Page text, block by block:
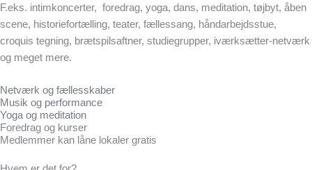
F.eks. intimkoncerter, foredrag, yoga, dans, meditation, tøjbyt, åben
scene, historiefortælling, teater, fællessang, håndarbejdsstue,
croquis tegning, brætspilsaftner, studiegrupper, iværksætter-netværk
og meget mere.
Netværk og fællesskaber
Musik og performance
Yoga og meditation
Foredrag og kurser
Medlemmer kan låne lokaler gratis